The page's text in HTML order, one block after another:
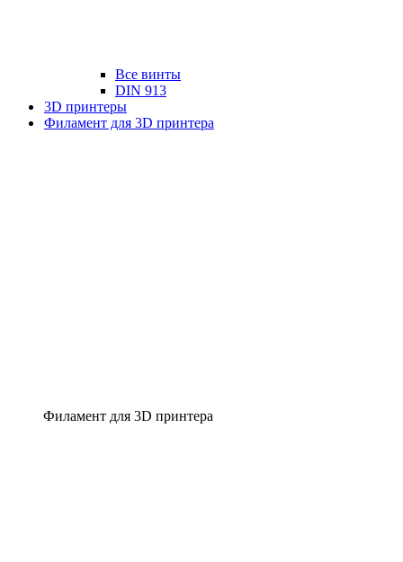
Все винты
DIN 913
3D принтеры
Филамент для 3D принтера
Филамент для 3D принтера